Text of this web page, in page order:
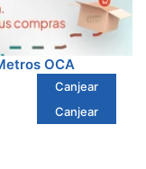
OCA
Canjear
Canjear